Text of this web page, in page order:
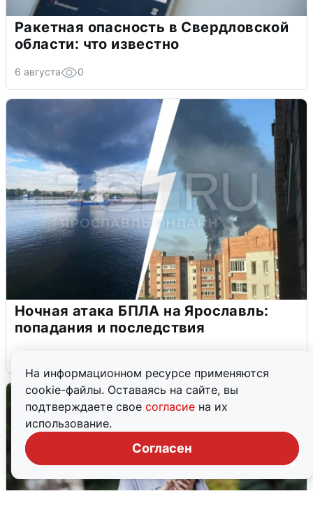
На информационном ресурсе применяются
cookie-файлы. Оставаясь на сайте, вы
подтверждаете свое согласие на их
использование.
Согласен
Ракетная опасность в Свердловской
области: что известно
6 августа 0
Ночная атака БПЛА на Ярославль:
попадания и последствия